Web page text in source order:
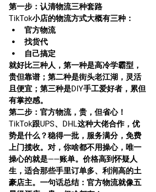
第一步：认清物流三种套路
TikTok小店的物流方式大概有三种：
官方物流
找货代
自己搞定
就好比三种人，第一种是高冷学霸型，
贵但靠谱；第二种是街头老江湖，灵活
且便宜；第三种是DIY手工爱好者，累但
有掌控感。
第二步：官方物流，贵，但省心！
TikTok跟UPS、DHL这种大佬合作，优
势是什么？稳得一批，服务满分，免费
上门揽收。对，你啥都不用操心，唯一
操心的就是——账单。价格高到怀疑人
生，适合那些手里订单多、利润高的土
豪店主。一句话总结：官方物流就像五